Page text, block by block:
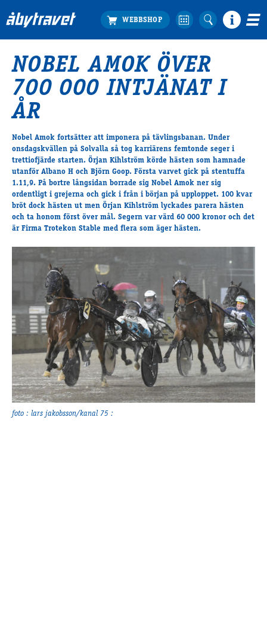
Köp biljett
Travprogrammet
Boka ställplats
Bra att veta
Restauranger
Catering by Lyon
Hotell nära oss
Nybörjar­guide
Presentkort
Tävlingsdagar
FAQ
Travkonferens
Exponering & värdskap
Aktiviteter
Hört och hänt
Tävlingsserier
Träning och provlopp
Aktiva
NOBEL AMOK ÖVER
700 000 INTJÄNAT I
ÅR
Nobel Amok fortsätter att imponera på tävlingsbanan. Under
onsdagskvällen på Solvalla så tog karriärens femtonde seger i
trettiofjärde starten. Örjan Kihlström körde hästen som hamnade
utanför Albano H och Björn Goop. Första varvet gick på stentuffa
1.11,9. På bortre långsidan borrade sig Nobel Amok ner sig
ordentligt i grejerna och gick i från i början på upploppet. 100 kvar
bröt dock hästen ut men Örjan Kihlström lyckades parera hästen
och ta honom först över mål. Segern var värd 60 000 kronor och det
är Firma Trotekon Stable med flera som äger hästen.
foto : lars jakobsson/kanal 75 :